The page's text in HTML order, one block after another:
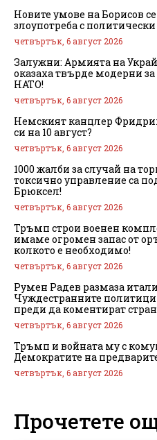
Новите умове на Борисов
злоупотреба с
четвъртък, 6 август 2026
Залужни: Армията на
оказаха твърде модерни
НАТО!
четвъртък, 6 август 2026
Немският канцлер
си на 10 август?
четвъртък, 6 август 2026
1000 жалби за случай на
токсично управление са
Брюксел!
четвъртък, 6 август 2026
Тръмп строи военен
имаме огромен запас от
колкото е необходимо!
четвъртък, 6 август 2026
Румен Радев размаза
Чуждестранните политици
преди да коментират
четвъртък, 6 август 2026
Тръмп и войната му с
Демократите на
четвъртък, 6 август 2026
Прочетете